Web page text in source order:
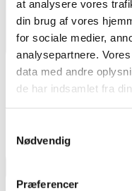
at analysere vores
din brug af vores
for sociale medier,
analysepartnere.
data med andre
de har indsamlet fra
Nødvendig
Præferencer